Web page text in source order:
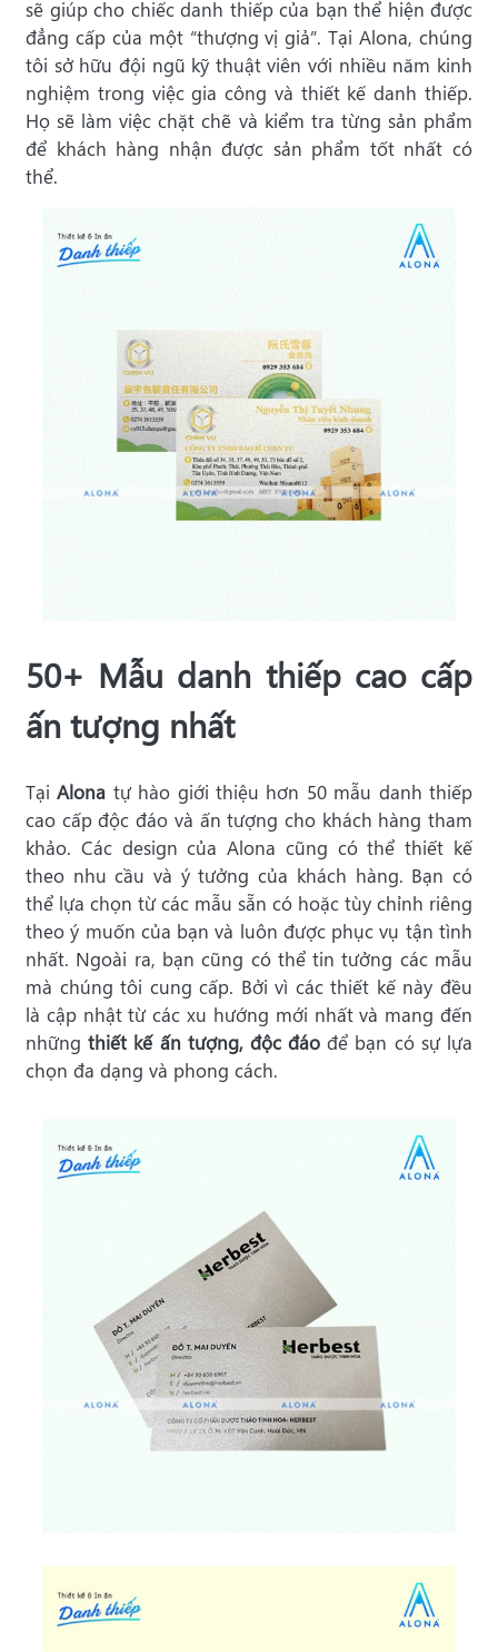
sẽ giúp cho chiếc danh thiếp của bạn thể hiện được
đẳng cấp của một “thượng vị giả”. Tại Alona, chúng
tôi sở hữu đội ngũ kỹ thuật viên với nhiều năm kinh
nghiệm trong việc gia công và thiết kế danh thiếp.
Họ sẽ làm việc chặt chẽ và kiểm tra từng sản phẩm
để khách hàng nhận được sản phẩm tốt nhất có
thể.
50+ Mẫu danh thiếp cao cấp
ấn tượng nhất
TạiAlona tự hào giới thiệu hơn 50 mẫu danh thiếp
cao cấp độc đáo và ấn tượng cho khách hàng tham
khảo. Các design của Alona cũng có thể thiết kế
theo nhu cầu và ý tưởng của khách hàng. Bạn có
thể lựa chọn từ các mẫu sẵn có hoặc tùy chỉnh riêng
theo ý muốn của bạn và luôn được phục vụ tận tình
nhất. Ngoài ra, bạn cũng có thể tin tưởng các mẫu
mà chúng tôi cung cấp. Bởi vì các thiết kế này đều
là cập nhật từ các xu hướng mới nhất và mang đến
nhữngthiết kế ấn tượng, độc đáo để bạn có sự lựa
chọn đa dạng và phong cách.